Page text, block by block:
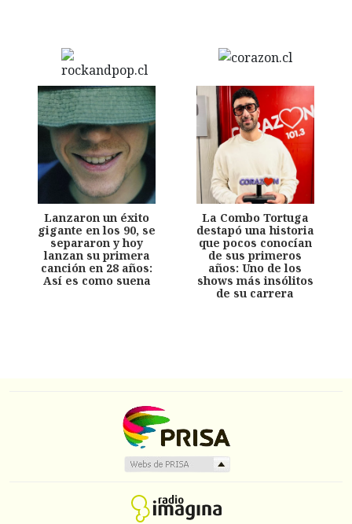
Lanzaron un éxito
gigante en los 90, se
separaron y hoy
lanzan su primera
canción en 28 años:
Así es como suena
La Combo Tortuga
destapó una historia
que pocos conocían
de sus primeros
años: Uno de los
shows más insólitos
de su carrera